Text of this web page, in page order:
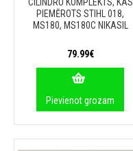
CILINDRU KOMPLEKTS, KAS
PIEMĒROTS STIHL 018,
MS180, MS180C NIKASIL
79.99€
Pievienot grozam